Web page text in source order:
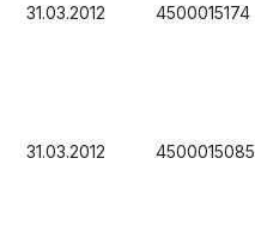
31.03.2012 4500015174
31.03.2012 4500015085